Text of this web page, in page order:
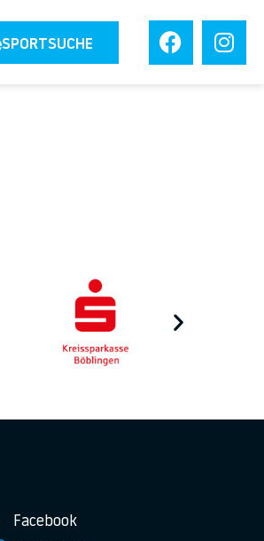
SPORTSUCHE
Facebook